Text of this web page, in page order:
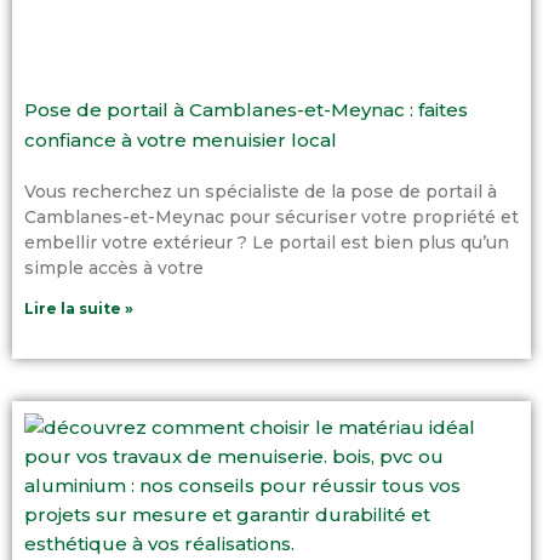
Pose de portail à Camblanes-et-Meynac : faites
confiance à votre menuisier local
Vous recherchez un spécialiste de la pose de portail à
Camblanes-et-Meynac pour sécuriser votre propriété et
embellir votre extérieur ? Le portail est bien plus qu’un
simple accès à votre
Lire la suite »